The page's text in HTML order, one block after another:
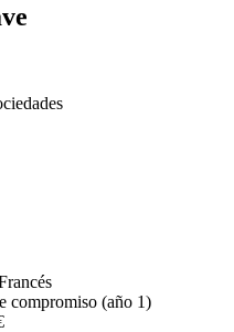
compromiso (año 1)